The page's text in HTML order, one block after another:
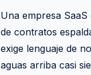
Una empresa
de contratos
exige lenguaje de
aguas arriba casi